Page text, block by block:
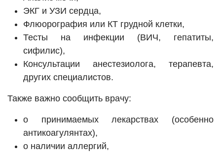
ЭКГ и УЗИ сердца,
Флюорография или КТ грудной клетки,
Тесты на инфекции (ВИЧ, гепатиты,
сифилис),
Консультации анестезиолога, терапевта,
других специалистов.
Также важно сообщить врачу:
о принимаемых лекарствах (особенно
антикоагулянтах),
о наличии аллергий,